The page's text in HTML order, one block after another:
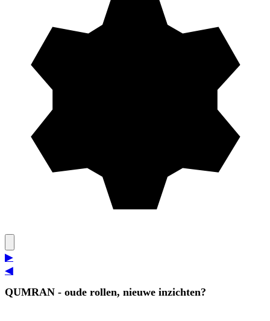
▶
◀
QUMRAN - oude rollen, nieuwe inzichten?